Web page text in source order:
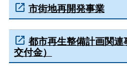
市街地再開発事業
都市再生整備計画関連
交付金）